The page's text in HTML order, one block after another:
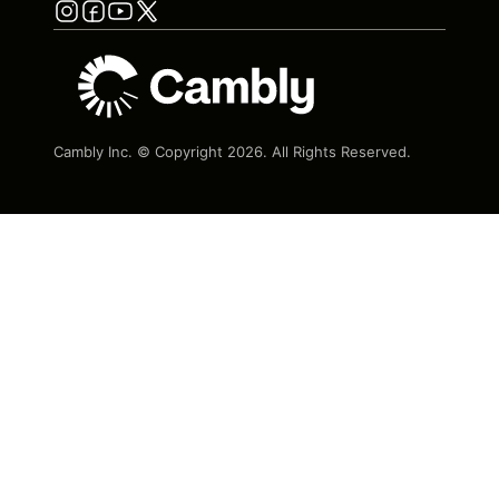
Cambly Inc. © Copyright 2026. All Rights Reserved.